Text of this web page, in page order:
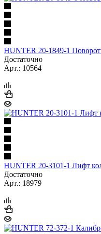
HUNTER 20-1849-1
Достаточно
Арт.: 10564
HUNTER 20-3101-1 Лифт
Достаточно
Арт.: 18979